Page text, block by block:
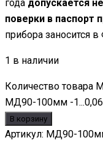
года допускается
поверки в паспорт
прибора заносится
1 в наличии
Количество товара
МД90-100мм -
В корзину
Артикул: МД90-